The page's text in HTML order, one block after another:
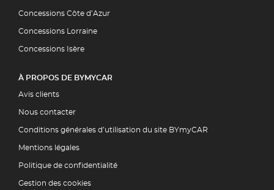
Concessions Côte d’Azur
Concessions Lorraine
Concessions Isère
À PROPOS DE BYMYCAR
Avis clients
Nous contacter
Conditions générales d’utilisation du site BYmyCAR
Mentions légales
Politique de confidentialité
Gestion des cookies